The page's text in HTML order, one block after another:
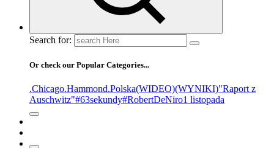
Search for:
Or check our Popular Categories...
.Chicago.Hammond.Polska(WIDEO)(WYNIKI)"Raport z
Auschwitz"#63sekundy#RobertDeNiro1 listopada